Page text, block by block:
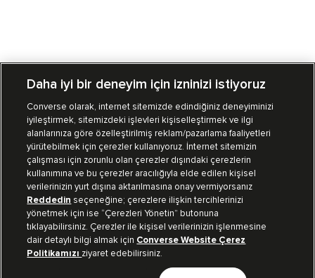
Mağazalarımız Sipariş Takibi
Müşteri İlişkileri
Koleksiyon
Kurumsal
Daha iyi bir deneyim için izninizi istiyoruz
Converse olarak, internet sitemizde edindiğiniz deneyiminizi
iyileştirmek, sitemizdeki işlevleri kişiselleştirmek ve ilgi
alanlarınıza göre özelleştirilmiş reklam/pazarlama faaliyetleri
yürütebilmek için çerezler kullanıyoruz. İnternet sitemizin
çalışması için zorunlu olan çerezler dışındaki çerezlerin
kullanımına ve bu çerezler aracılığıyla elde edilen kişisel
verilerinizin yurt dışına aktarılmasına onay vermiyorsanız
Reddedin seçeneğine; çerezlere ilişkin tercihlerinizi
yönetmek için ise “Çerezleri Yönetin” butonuna
tıklayabilirsiniz. Çerezler ile kişisel verilerinizin işlenmesine
dair detaylı bilgi almak için Converse Website Çerez
Politikamızı ziyaret edebilirsiniz.